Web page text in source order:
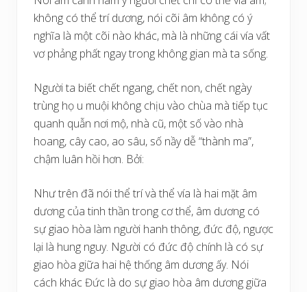
không có thể trí dương, nói cõi âm không có ý
nghĩa là một cõi nào khác, mà là những cái vía vất
vơ phảng phất ngay trong không gian mà ta sống.
Người ta biết chết ngang, chết non, chết ngày
trùng họ u muội không chịu vào chùa mà tiếp tục
quanh quẫn nơi mộ, nhà cũ, một số vào nhà
hoang, cây cao, ao sâu, số nầy dễ “thành ma”,
chậm luân hồi hơn. Bởi:
Như trên đã nói thể trí và thể vía là hai mặt âm
dương của tinh thần trong cơ thể, âm dương có
sự giao hòa làm người hanh thông, đức độ, ngược
lại là hung nguy. Người có đức độ chính là có sự
giao hòa giữa hai hệ thống âm dương ấy. Nói
cách khác Đức là do sự giao hòa âm dương giữa